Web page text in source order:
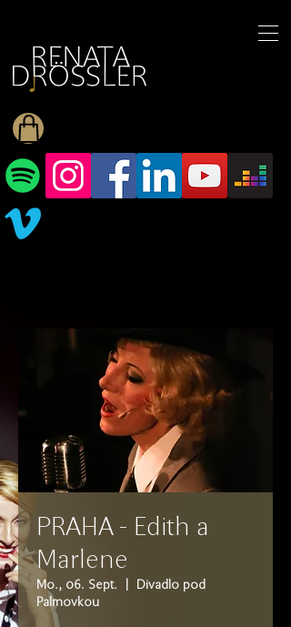
PRAHA - Edith a
Marlene
Mo., 06. Sept.
Divadlo pod
Palmovkou